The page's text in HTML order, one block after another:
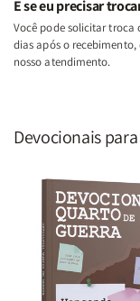
E se eu precisar
Você pode solicitar troca
dias após o
nosso atendimento.
Devocionais